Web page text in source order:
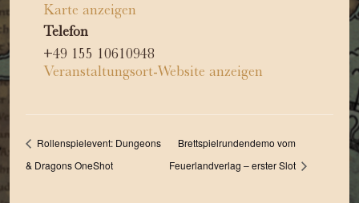
Karte anzeigen
Telefon
+49 155 10610948
Veranstaltungsort-Website anzeigen
Rollenspielevent: Dungeons
& Dragons OneShot
Brettspielrundendemo vom
Feuerlandverlag – erster Slot